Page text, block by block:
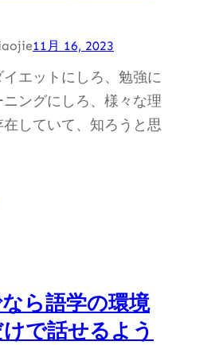
11月 16, 2023
エットにしろ、勉強に
ニングにしろ、様々な理
していて、知ろうと思
ら語学の環境
で話せるよう